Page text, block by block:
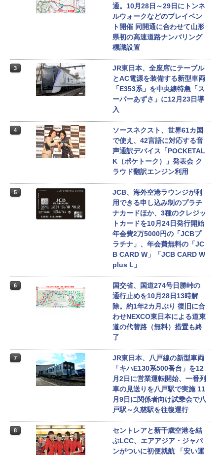
通。10月28日～29日にトンネ
ルウォークなどのプレイベン
ト開催 同開通に合わせて山形
県初の高速道路ナンバリング
標識設置
3
JR東日本、全座席にテーブル
とAC電源を装備する新型車両
「E353系」を中央線特急「ス
ーパーあずさ」に12月23日導
入
4
ソースネクスト、世界61カ国
で使え、42言語に対応する音
声通訳デバイス「POCKETAL
K（ポケトーク）」発表会 ク
ラウド翻訳エンジン利用
5
JCB、海外空港ラウンジが利
用できる申し込み制のプラチ
ナカードほか、3種のクレジッ
トカードを10月24日発行開始
年会費2万5000円の「JCBプ
ラチナ」、年会費無料の「JC
B CARD W」「JCB CARD W
plus L」
6
国交省、国道274号日勝峠の
通行止めを10月28日13時解
除。約1年2カ月ぶり 復旧に合
わせNEXCO東日本による道東
道の代替路（無料）措置も終
了
7
JR東日本、八戸線の新型車両
「キハE130系500番台」を12
月2日に営業運転開始、一番列
車の見送りを八戸駅で実施 11
月9日に関係者向け試乗会で八
戸駅～久慈駅を往復運行
8
セントレアと新千歳空港を結
ぶLCC、エアアジア・ジャパ
ンがついに初便就航 「安い運